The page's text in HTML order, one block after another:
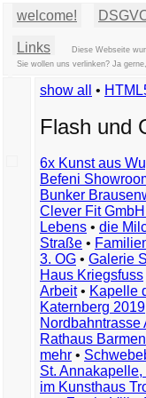
welcome!
Links
Diese Webseite
Sie wollen uns verlinken? Ja
show all •
Flash und
6x Kunst aus
Befeni
Bunker
Clever Fit
Lebens • die
Straße •
3. OG • Galerie
Haus Kriegsfuss
Arbeit• Kapelle
Katernberg 2019
Nordbahntrasse
Rathaus
mehr •
St.
im Kunsthaus